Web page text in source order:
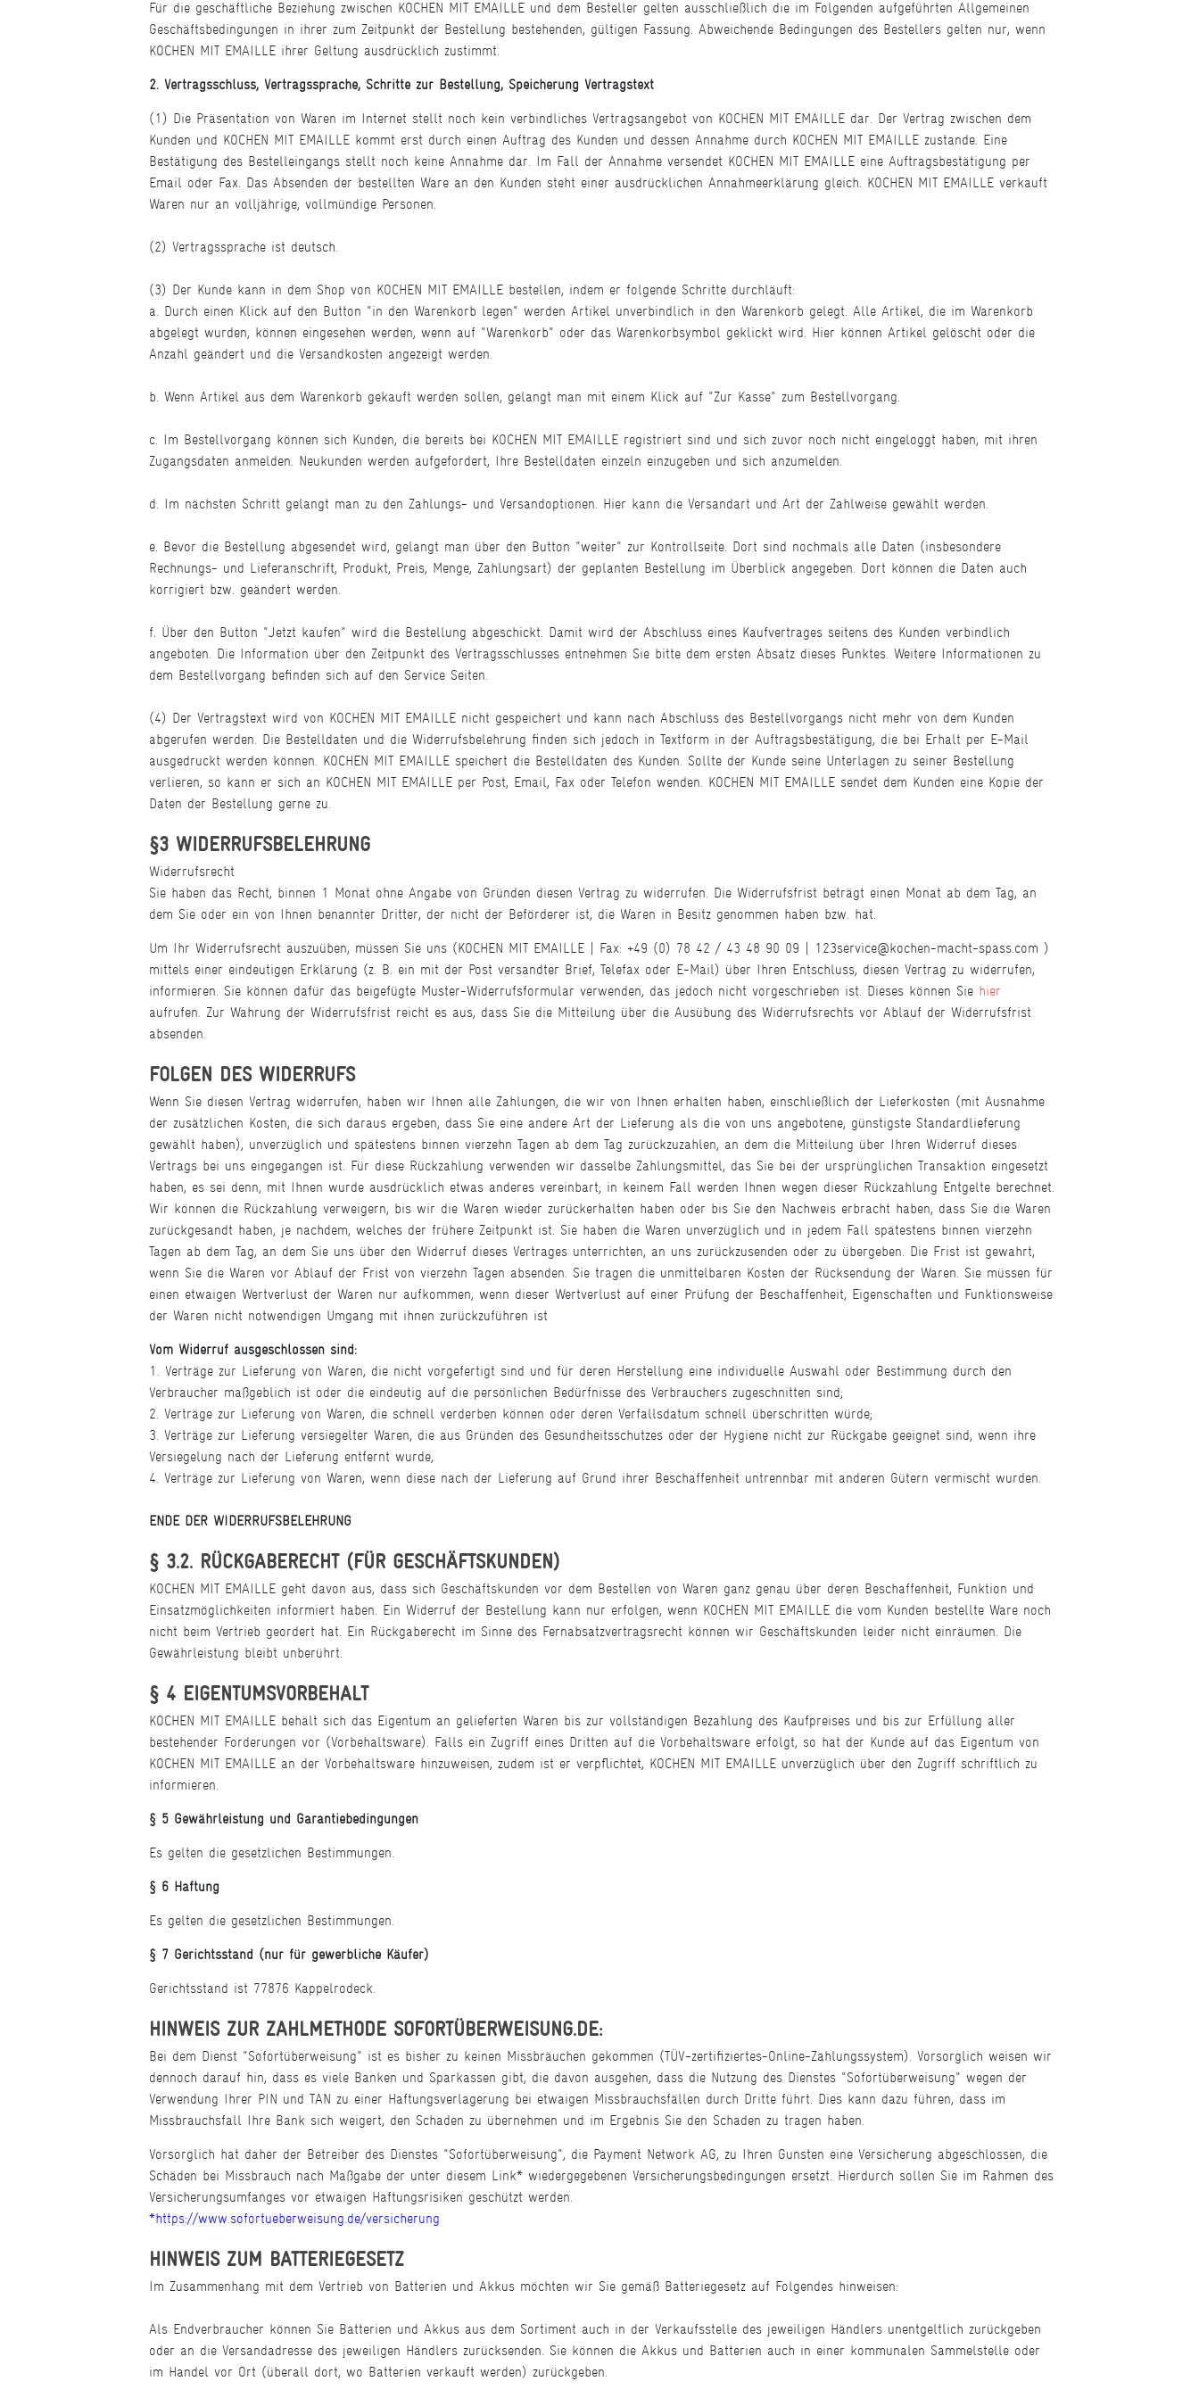
Für die geschäftliche Beziehung zwischen KOCHEN MIT EMAILLE und dem Besteller gelten ausschließlich die im Folgenden aufgeführten Allgemeinen
Geschäftsbedingungen in ihrer zum Zeitpunkt der Bestellung bestehenden, gültigen Fassung. Abweichende Bedingungen des Bestellers gelten nur, wenn
KOCHEN MIT EMAILLE ihrer Geltung ausdrücklich zustimmt.
2. Vertragsschluss, Vertragssprache, Schritte zur Bestellung, Speicherung Vertragstext
(1) Die Präsentation von Waren im Internet stellt noch kein verbindliches Vertragsangebot von KOCHEN MIT EMAILLE dar. Der Vertrag zwischen dem
Kunden und KOCHEN MIT EMAILLE kommt erst durch einen Auftrag des Kunden und dessen Annahme durch KOCHEN MIT EMAILLE zustande. Eine
Bestätigung des Bestelleingangs stellt noch keine Annahme dar. Im Fall der Annahme versendet KOCHEN MIT EMAILLE eine Auftragsbestätigung per
Email oder Fax. Das Absenden der bestellten Ware an den Kunden steht einer ausdrücklichen Annahmeerklärung gleich. KOCHEN MIT EMAILLE verkauft
Waren nur an volljährige, vollmündige Personen.
(2) Vertragssprache ist deutsch.
(3) Der Kunde kann in dem Shop von KOCHEN MIT EMAILLE bestellen, indem er folgende Schritte durchläuft:
a. Durch einen Klick auf den Button "in den Warenkorb legen" werden Artikel unverbindlich in den Warenkorb gelegt. Alle Artikel, die im Warenkorb
abgelegt wurden, können eingesehen werden, wenn auf "Warenkorb" oder das Warenkorbsymbol geklickt wird. Hier können Artikel gelöscht oder die
Anzahl geändert und die Versandkosten angezeigt werden.
b. Wenn Artikel aus dem Warenkorb gekauft werden sollen, gelangt man mit einem Klick auf "Zur Kasse" zum Bestellvorgang.
c. Im Bestellvorgang können sich Kunden, die bereits bei KOCHEN MIT EMAILLE registriert sind und sich zuvor noch nicht eingeloggt haben, mit ihren
Zugangsdaten anmelden. Neukunden werden aufgefordert, Ihre Bestelldaten einzeln einzugeben und sich anzumelden.
d. Im nächsten Schritt gelangt man zu den Zahlungs- und Versandoptionen. Hier kann die Versandart und Art der Zahlweise gewählt werden.
e. Bevor die Bestellung abgesendet wird, gelangt man über den Button "weiter" zur Kontrollseite. Dort sind nochmals alle Daten (insbesondere
Rechnungs- und Lieferanschrift, Produkt, Preis, Menge, Zahlungsart) der geplanten Bestellung im Überblick angegeben. Dort können die Daten auch
korrigiert bzw. geändert werden.
f. Über den Button "Jetzt kaufen" wird die Bestellung abgeschickt. Damit wird der Abschluss eines Kaufvertrages seitens des Kunden verbindlich
angeboten. Die Information über den Zeitpunkt des Vertragsschlusses entnehmen Sie bitte dem ersten Absatz dieses Punktes. Weitere Informationen zu
dem Bestellvorgang befinden sich auf den Service Seiten.
(4) Der Vertragstext wird von KOCHEN MIT EMAILLE nicht gespeichert und kann nach Abschluss des Bestellvorgangs nicht mehr von dem Kunden
abgerufen werden. Die Bestelldaten und die Widerrufsbelehrung finden sich jedoch in Textform in der Auftragsbestätigung, die bei Erhalt per E-Mail
ausgedruckt werden können. KOCHEN MIT EMAILLE speichert die Bestelldaten des Kunden. Sollte der Kunde seine Unterlagen zu seiner Bestellung
verlieren, so kann er sich an KOCHEN MIT EMAILLE per Post, Email, Fax oder Telefon wenden. KOCHEN MIT EMAILLE sendet dem Kunden eine Kopie der
Daten der Bestellung gerne zu.
§3 WIDERRUFSBELEHRUNG
Widerrufsrecht
Sie haben das Recht, binnen 1 Monat ohne Angabe von Gründen diesen Vertrag zu widerrufen. Die Widerrufsfrist beträgt einen Monat ab dem Tag, an
dem Sie oder ein von Ihnen benannter Dritter, der nicht der Beförderer ist, die Waren in Besitz genommen haben bzw. hat.
Um Ihr Widerrufsrecht auszuüben, müssen Sie uns (KOCHEN MIT EMAILLE | Fax: +49 (0) 78 42 / 43 48 90 09 | 123service@kochen-macht-spass.com )
mittels einer eindeutigen Erklärung (z. B. ein mit der Post versandter Brief, Telefax oder E-Mail) über Ihren Entschluss, diesen Vertrag zu widerrufen,
informieren. Sie können dafür das beigefügte Muster-Widerrufsformular verwenden, das jedoch nicht vorgeschrieben ist. Dieses können Sie hier
aufrufen. Zur Wahrung der Widerrufsfrist reicht es aus, dass Sie die Mitteilung über die Ausübung des Widerrufsrechts vor Ablauf der Widerrufsfrist
absenden.
FOLGEN DES WIDERRUFS
Wenn Sie diesen Vertrag widerrufen, haben wir Ihnen alle Zahlungen, die wir von Ihnen erhalten haben, einschließlich der Lieferkosten (mit Ausnahme
der zusätzlichen Kosten, die sich daraus ergeben, dass Sie eine andere Art der Lieferung als die von uns angebotene, günstigste Standardlieferung
gewählt haben), unverzüglich und spätestens binnen vierzehn Tagen ab dem Tag zurückzuzahlen, an dem die Mitteilung über Ihren Widerruf dieses
Vertrags bei uns eingegangen ist. Für diese Rückzahlung verwenden wir dasselbe Zahlungsmittel, das Sie bei der ursprünglichen Transaktion eingesetzt
haben, es sei denn, mit Ihnen wurde ausdrücklich etwas anderes vereinbart; in keinem Fall werden Ihnen wegen dieser Rückzahlung Entgelte berechnet.
Wir können die Rückzahlung verweigern, bis wir die Waren wieder zurückerhalten haben oder bis Sie den Nachweis erbracht haben, dass Sie die Waren
zurückgesandt haben, je nachdem, welches der frühere Zeitpunkt ist. Sie haben die Waren unverzüglich und in jedem Fall spätestens binnen vierzehn
Tagen ab dem Tag, an dem Sie uns über den Widerruf dieses Vertrages unterrichten, an uns zurückzusenden oder zu übergeben. Die Frist ist gewahrt,
wenn Sie die Waren vor Ablauf der Frist von vierzehn Tagen absenden. Sie tragen die unmittelbaren Kosten der Rücksendung der Waren. Sie müssen für
einen etwaigen Wertverlust der Waren nur aufkommen, wenn dieser Wertverlust auf einer Prüfung der Beschaffenheit, Eigenschaften und Funktionsweise
der Waren nicht notwendigen Umgang mit ihnen zurückzuführen ist
Vom Widerruf ausgeschlossen sind:
1. Verträge zur Lieferung von Waren, die nicht vorgefertigt sind und für deren Herstellung eine individuelle Auswahl oder Bestimmung durch den
Verbraucher maßgeblich ist oder die eindeutig auf die persönlichen Bedürfnisse des Verbrauchers zugeschnitten sind;
2. Verträge zur Lieferung von Waren, die schnell verderben können oder deren Verfallsdatum schnell überschritten würde;
3. Verträge zur Lieferung versiegelter Waren, die aus Gründen des Gesundheitsschutzes oder der Hygiene nicht zur Rückgabe geeignet sind, wenn ihre
Versiegelung nach der Lieferung entfernt wurde,
4. Verträge zur Lieferung von Waren, wenn diese nach der Lieferung auf Grund ihrer Beschaffenheit untrennbar mit anderen Gütern vermischt wurden.
ENDE DER WIDERRUFSBELEHRUNG
§ 3.2. RÜCKGABERECHT (FÜR GESCHÄFTSKUNDEN)
KOCHEN MIT EMAILLE geht davon aus, dass sich Geschäftskunden vor dem Bestellen von Waren ganz genau über deren Beschaffenheit, Funktion und
Einsatzmöglichkeiten informiert haben. Ein Widerruf der Bestellung kann nur erfolgen, wenn KOCHEN MIT EMAILLE die vom Kunden bestellte Ware noch
nicht beim Vertrieb geordert hat. Ein Rückgaberecht im Sinne des Fernabsatzvertragsrecht können wir Geschäftskunden leider nicht einräumen. Die
Gewährleistung bleibt unberührt.
§ 4 EIGENTUMSVORBEHALT
KOCHEN MIT EMAILLE behält sich das Eigentum an gelieferten Waren bis zur vollständigen Bezahlung des Kaufpreises und bis zur Erfüllung aller
bestehender Forderungen vor (Vorbehaltsware). Falls ein Zugriff eines Dritten auf die Vorbehaltsware erfolgt, so hat der Kunde auf das Eigentum von
KOCHEN MIT EMAILLE an der Vorbehaltsware hinzuweisen, zudem ist er verpflichtet, KOCHEN MIT EMAILLE unverzüglich über den Zugriff schriftlich zu
informieren.
§ 5 Gewährleistung und Garantiebedingungen
Es gelten die gesetzlichen Bestimmungen.
§ 6 Haftung
Es gelten die gesetzlichen Bestimmungen.
§ 7 Gerichtsstand (nur für gewerbliche Käufer)
Gerichtsstand ist 77876 Kappelrodeck.
HINWEIS ZUR ZAHLMETHODE SOFORTÜBERWEISUNG.DE:
Bei dem Dienst "Sofortüberweisung" ist es bisher zu keinen Missbräuchen gekommen (TÜV-zertifiziertes-Online-Zahlungssystem). Vorsorglich weisen wir
dennoch darauf hin, dass es viele Banken und Sparkassen gibt, die davon ausgehen, dass die Nutzung des Dienstes "Sofortüberweisung" wegen der
Verwendung Ihrer PIN und TAN zu einer Haftungsverlagerung bei etwaigen Missbrauchsfällen durch Dritte führt. Dies kann dazu führen, dass im
Missbrauchsfall Ihre Bank sich weigert, den Schaden zu übernehmen und im Ergebnis Sie den Schaden zu tragen haben.
Vorsorglich hat daher der Betreiber des Dienstes "Sofortüberweisung", die Payment Network AG, zu Ihren Gunsten eine Versicherung abgeschlossen, die
Schäden bei Missbrauch nach Maßgabe der unter diesem Link* wiedergegebenen Versicherungsbedingungen ersetzt. Hierdurch sollen Sie im Rahmen des
Versicherungsumfanges vor etwaigen Haftungsrisiken geschützt werden.
*https://www.sofortueberweisung.de/versicherung
HINWEIS ZUM BATTERIEGESETZ
Im Zusammenhang mit dem Vertrieb von Batterien und Akkus möchten wir Sie gemäß Batteriegesetz auf Folgendes hinweisen:
Als Endverbraucher können Sie Batterien und Akkus aus dem Sortiment auch in der Verkaufsstelle des jeweiligen Händlers unentgeltlich zurückgeben
oder an die Versandadresse des jeweiligen Händlers zurücksenden. Sie können die Akkus und Batterien auch in einer kommunalen Sammelstelle oder
im Handel vor Ort (überall dort, wo Batterien verkauft werden) zurückgeben.